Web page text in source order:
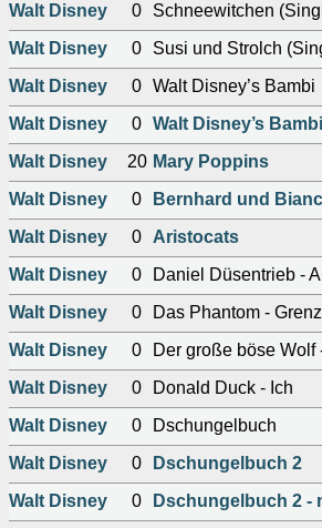
Walt Disney
0
Schneewitchen
Walt Disney
0
Susi und Strolch
Walt Disney
0 Walt Disney’s Bambi
Walt Disney
0 Walt Disney’s
Walt Disney
20 Mary Poppins
Walt Disney
0
Bernhard und
Walt Disney
0
Aristocats
Walt Disney
0
Daniel Düsentrieb -
Walt Disney
0
Das Phantom -
Walt Disney
0
Der große böse Wolf
Walt Disney
0
Donald Duck - Ich
Walt Disney
0
Dschungelbuch
Walt Disney
0
Dschungelbuch 2
Walt Disney
0
Dschungelbuch 2 -